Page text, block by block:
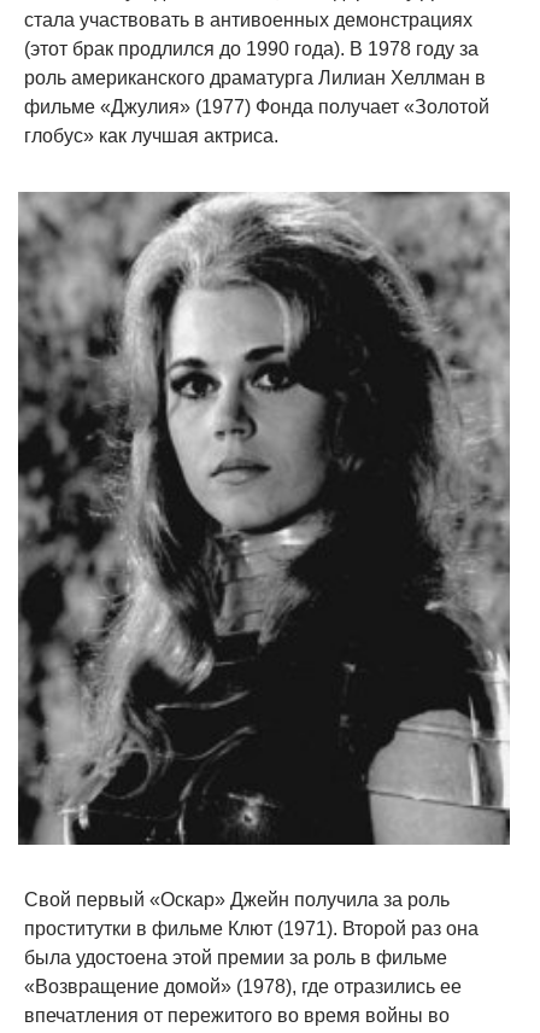
стала участвовать в антивоенных демонстрациях
(этот брак продлился до 1990 года). В 1978 году за
роль американского драматурга Лилиан Хеллман в
фильме «Джулия» (1977) Фонда получает «Золотой
глобус» как лучшая актриса.
Свой первый «Оскар» Джейн получила за роль
проститутки в фильме Клют (1971). Второй раз она
была удостоена этой премии за роль в фильме
«Возвращение домой» (1978), где отразились ее
впечатления от пережитого во время войны во